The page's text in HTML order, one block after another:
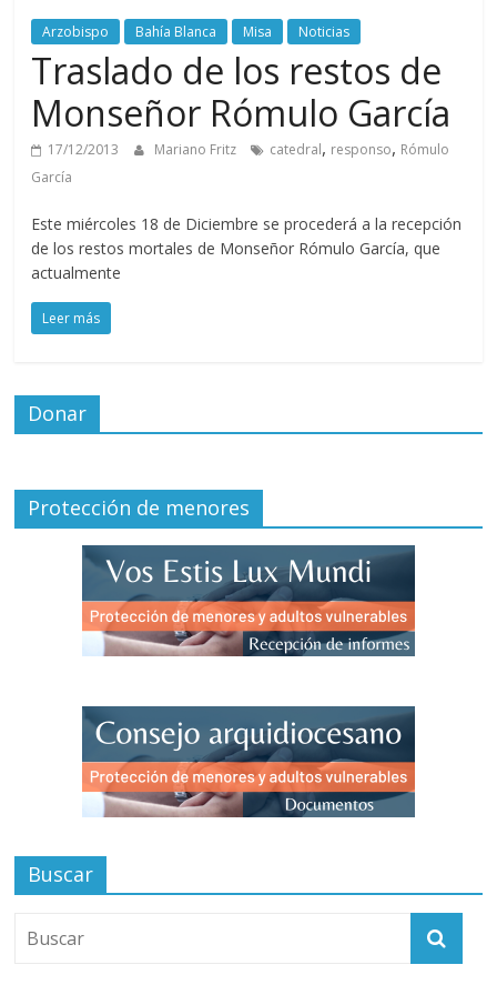
Arzobispo Bahía Blanca Misa Noticias
Traslado de los restos de
Monseñor Rómulo García
17/12/2013 Mariano Fritz catedral, responso, Rómulo
García
Este miércoles 18 de Diciembre se procederá a la recepción
de los restos mortales de Monseñor Rómulo García, que
actualmente
Leer más
Donar
Protección de menores
Buscar